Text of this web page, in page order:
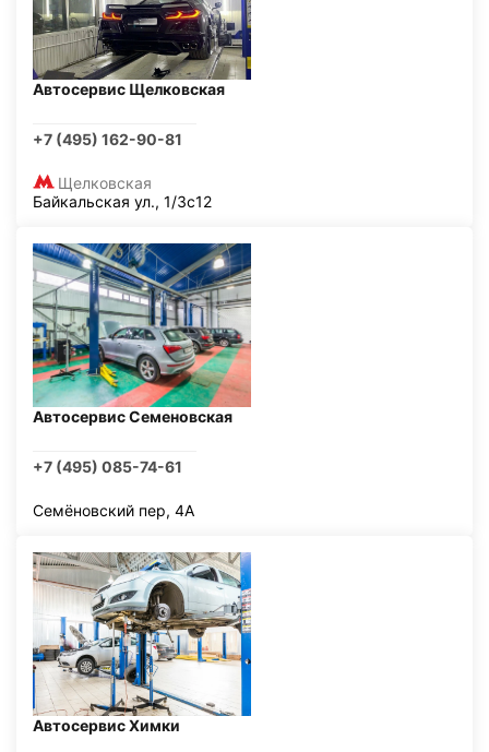
Автосервис Щелковская
+7 (495) 162-90-81
Щелковская
Байкальская ул., 1/3с12
Автосервис Семеновская
+7 (495) 085-74-61
Семёновский пер, 4А
Автосервис Химки